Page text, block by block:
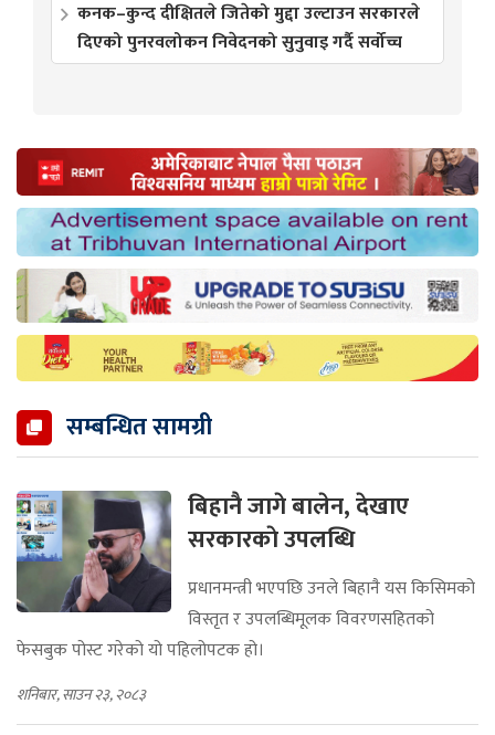
कनक–कुन्द दीक्षितले जितेको मुद्दा उल्टाउन सरकारले
दिएको पुनरवलोकन निवेदनको सुनुवाइ गर्दै सर्वोच्च
सम्बन्धित सामग्री
बिहानै जागे बालेन, देखाए
सरकारकाे उपलब्धि
प्रधानमन्त्री भएपछि उनले बिहानै यस किसिमको
विस्तृत र उपलब्धिमूलक विवरणसहितको
फेसबुक पोस्ट गरेको यो पहिलोपटक हो।
शनिबार, साउन २३, २०८३